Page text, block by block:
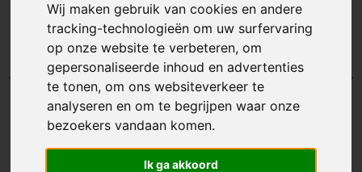
Wij maken gebruik van cookies en andere
tracking-technologieën om uw surfervaring
op onze website te verbeteren, om
gepersonaliseerde inhoud en advertenties
te tonen, om ons websiteverkeer te
analyseren en om te begrijpen waar onze
bezoekers vandaan komen.
Ik ga akkoord
Startende Machine (Sticker)
Artikelnummer: 112064